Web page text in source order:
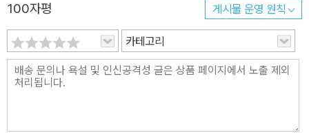
100자평 게시물 운영 원칙
카테고리